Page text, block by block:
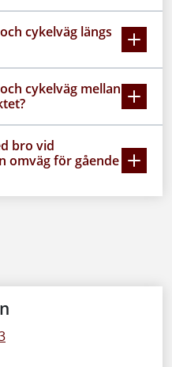
cykelväg längs
cykelväg mellan
bro vid
omväg för gående